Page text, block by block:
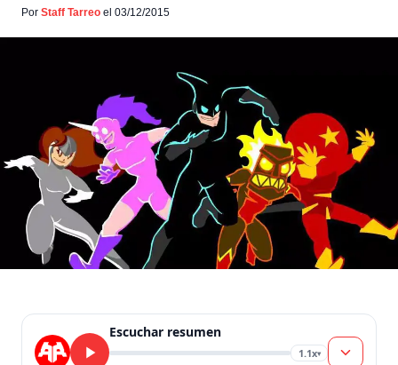
dentro del umbral de los deportes cibernéticos.
Por Staff Tarreo el 03/12/2015
Escuchar resumen
1.1x▾